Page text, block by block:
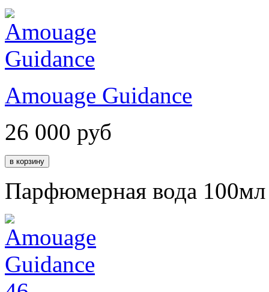
Amouage Guidance
26 000 руб
Парфюмерная вода 100мл